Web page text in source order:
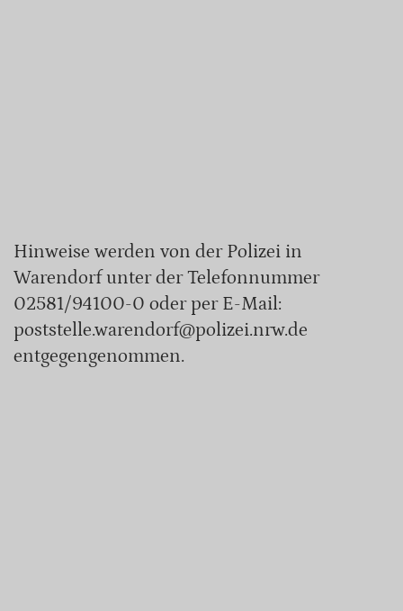
Hinweise werden von der Polizei in
Warendorf unter der Telefonnummer
02581/94100-0 oder per E-Mail:
poststelle.warendorf@polizei.nrw.de
entgegengenommen.